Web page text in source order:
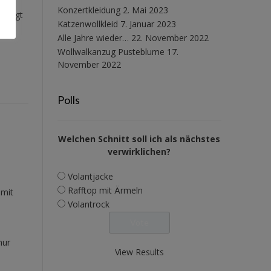
Konzertkleidung 2. Mai 2023
Katzenwollkleid 7. Januar 2023
Alle Jahre wieder… 22. November 2022
Wollwalkanzug Pusteblume 17.
November 2022
Polls
Welchen Schnitt soll ich als nächstes
verwirklichen?
Volantjacke
Rafftop mit Ärmeln
Volantrock
View Results